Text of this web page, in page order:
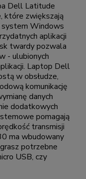
Dell Latitude
które zwiększają
Windows
aplikacji
twardy pozwala
- ulubionych
Laptop Dell
w obsłudze,
komunikację
danych
dodatkowych
pomagają
transmisji
ma wbudowany
potrzebne
USB, czy